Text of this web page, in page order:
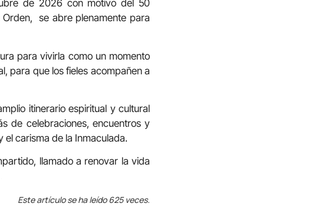
de 2026 con motivo del 50
se abre plenamente para
para vivirla como un momento
para que los fieles acompañen a
itinerario espiritual y cultural
de celebraciones, encuentros y
carisma de la Inmaculada.
llamado a renovar la vida
Este artículo se ha leído 625 veces.